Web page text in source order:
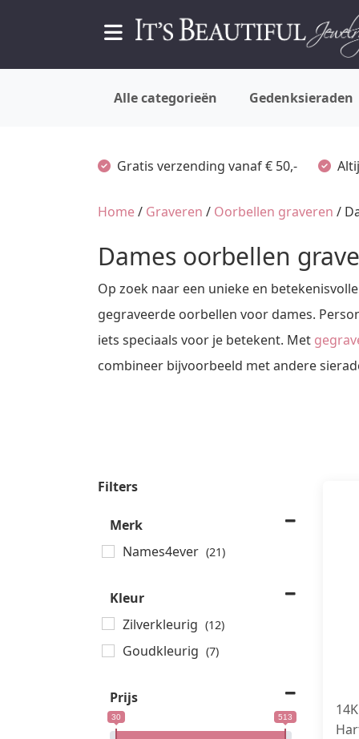
Alle categorieën Gedenksieraden
Gratis verzending vanaf € 50,-
Home/ Graveren / Oorbellen graveren /
Dames oorbellen
Op zoek naar een unieke en
gegraveerde oorbellen voor dames.
iets speciaals voor je betekent. Met
combineer bijvoorbeeld met andere
Filters
Merk
Names4ever (21)
Kleur
Zilverkleurig (12)
Goudkleurig (7)
Prijs
30 513